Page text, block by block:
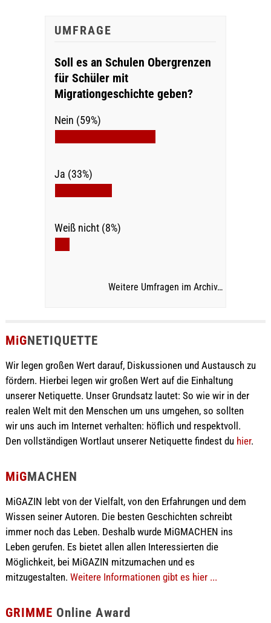
UMFRAGE
Soll es an Schulen Obergrenzen
für Schüler mit
Migrationgeschichte geben?
Nein (59%)
Ja (33%)
Weiß nicht (8%)
Weitere Umfragen im Archiv…
MiGNETIQUETTE
Wir legen großen Wert darauf, Diskussionen und Austausch zu
fördern. Hierbei legen wir großen Wert auf die Einhaltung
unserer Netiquette. Unser Grundsatz lautet: So wie wir in der
realen Welt mit den Menschen um uns umgehen, so sollten
wir uns auch im Internet verhalten: höflich und respektvoll.
Den vollständigen Wortlaut unserer Netiquette findest du hier.
MiGMACHEN
MiGAZIN lebt von der Vielfalt, von den Erfahrungen und dem
Wissen seiner Autoren. Die besten Geschichten schreibt
immer noch das Leben. Deshalb wurde MiGMACHEN ins
Leben gerufen. Es bietet allen allen Interessierten die
Möglichkeit, bei MiGAZIN mitzumachen und es
mitzugestalten. Weitere Informationen gibt es hier ...
GRIMME Online Award